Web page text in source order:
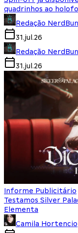
quadrinhos ao
Redação
31.jul.26
Redação
31.jul.26
Informe Publicitário
Testamos Silver
Elementa
Camila Hortencio